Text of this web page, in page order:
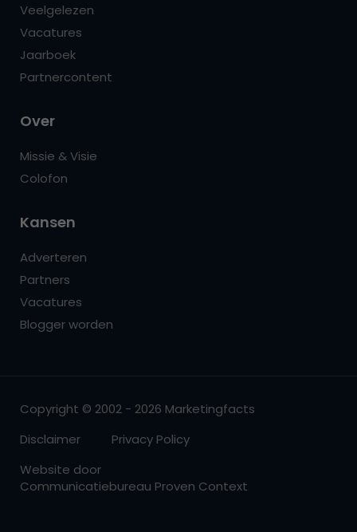
Veelgelezen
Vacatures
Jaarboek
Partnercontent
Over
Missie & Visie
Colofon
Kansen
Adverteren
Partners
Vacatures
Blogger worden
Copyright © 2002 - 2026 Marketingfacts
Disclaimer
Privacy Policy
Website door
Communicatiebureau Proven Context